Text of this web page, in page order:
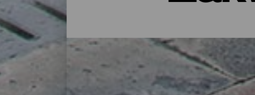
Noclegi na La Palmie – hotele,